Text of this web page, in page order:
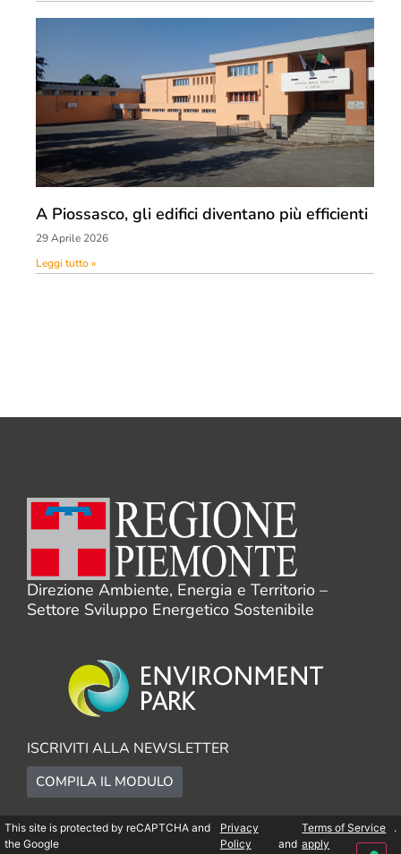
A Piossasco, gli edifici diventano più efficienti
29 Aprile 2026
Leggi tutto »
Direzione Ambiente, Energia e Territorio –
Settore Sviluppo Energetico Sostenibile
ISCRIVITI ALLA NEWSLETTER
COMPILA IL MODULO
This site is protected by reCAPTCHA and
the Google
Privacy
Policy
and
Terms of Service
apply
.